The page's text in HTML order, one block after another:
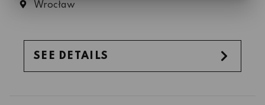
Wrocław
SEE DETAILS